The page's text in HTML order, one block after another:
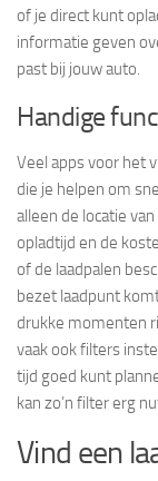
of je direct kunt
informatie geven
past bij jouw auto.
Handige
Veel apps voor het
die je helpen om
alleen de locatie
opladtijd en de
of de laadpalen
bezet laadpunt
drukke momenten
vaak ook filters
tijd goed kunt
kan zo’n filter erg
Vind een